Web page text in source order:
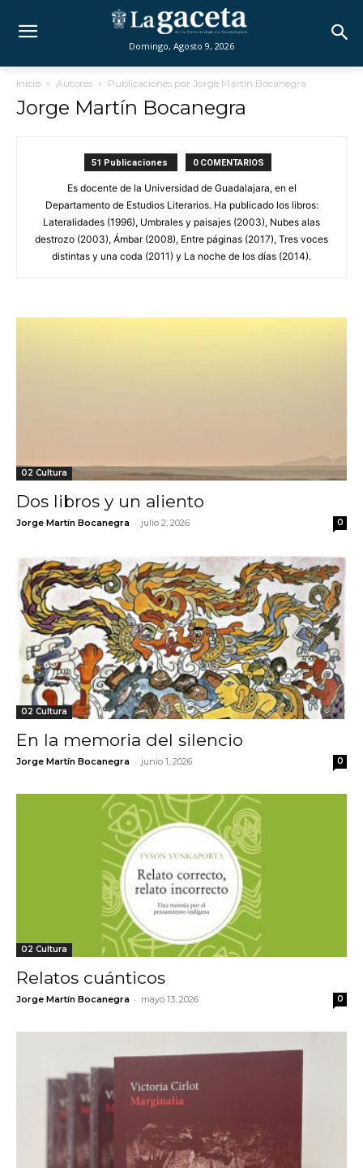
Domingo, Agosto 9, 2026
Inicio Autores Publicaciones por Jorge Martín Bocanegra
Jorge Martín Bocanegra
51 Publicaciones 0 COMENTARIOS
Es docente de la Universidad de Guadalajara, en el
Departamento de Estudios Literarios. Ha publicado los libros:
Lateralidades (1996), Umbrales y paisajes (2003), Nubes alas
destrozo (2003), Ámbar (2008), Entre páginas (2017), Tres voces
distintas y una coda (2011) y La noche de los días (2014).
02 Cultura
Dos libros y un aliento
Jorge Martín Bocanegra - julio 2, 2026 0
02 Cultura
En la memoria del silencio
Jorge Martín Bocanegra - junio 1, 2026 0
02 Cultura
Relatos cuánticos
Jorge Martín Bocanegra - mayo 13, 2026 0